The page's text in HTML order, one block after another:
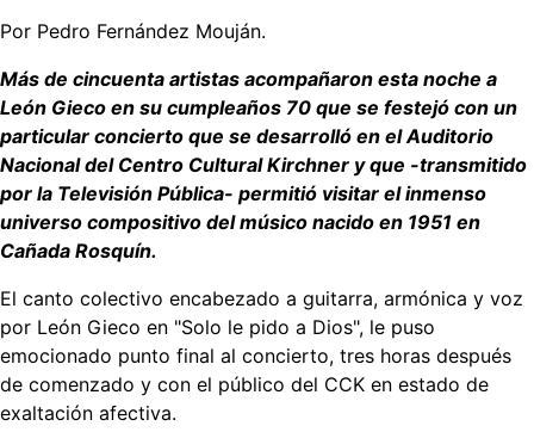
Por Pedro Fernández Mouján.
Más de cincuenta artistas acompañaron esta noche a
León Gieco en su cumpleaños 70 que se festejó con un
particular concierto que se desarrolló en el Auditorio
Nacional del Centro Cultural Kirchner y que -transmitido
por la Televisión Pública- permitió visitar el inmenso
universo compositivo del músico nacido en 1951 en
Cañada Rosquín.
El canto colectivo encabezado a guitarra, armónica y voz
por León Gieco en "Solo le pido a Dios", le puso
emocionado punto final al concierto, tres horas después
de comenzado y con el público del CCK en estado de
exaltación afectiva.